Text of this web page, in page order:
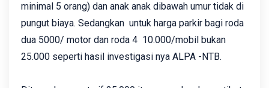
minimal 5 orang) dan anak anak dibawah umur tidak di
pungut biaya. Sedangkan untuk harga parkir bagi roda
dua 5000/ motor dan roda 4 10.000/mobil bukan
25.000 seperti hasil investigasi nya ALPA -NTB.